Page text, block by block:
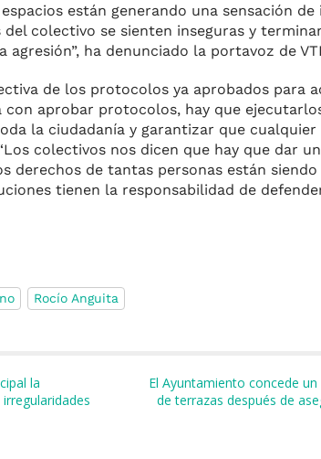
están generando una sensación de
colectivo se sienten inseguras y
ha denunciado la portavoz de
de los protocolos ya aprobados para
con aprobar protocolos, hay que
la ciudadanía y garantizar que
colectivos nos dicen que hay que dar
derechos de tantas personas están
tienen la responsabilidad de
Rocío Anguita
la
El Ayuntamiento concede
de terrazas después de